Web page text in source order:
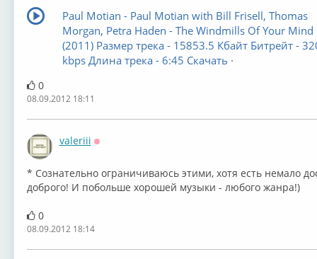
Paul Motian - Paul Motian with Bill Frisell, Thomas
Morgan, Petra Haden - The Windmills Of Your Mind
(2011) Размер трека - 15853.5 Кбайт Битрейт -
kbps Длина трека - 6:45 Скачать ·
0
08.09.2012 18:11
valeriii
* Сознательно ограничиваюсь этими, хотя есть немало
доброго! И побольше хорошей музыки - любого жанра!)
0
08.09.2012 18:14